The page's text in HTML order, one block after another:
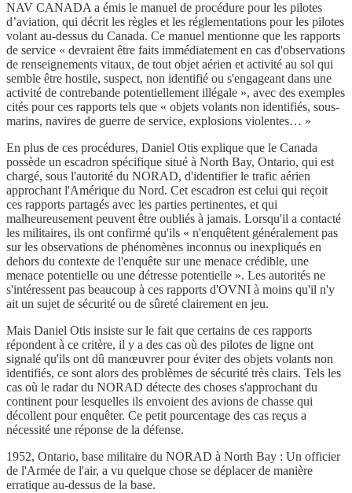
NAV CANADA a émis le manuel de procédure pour les pilotes
d’aviation, qui décrit les règles et les réglementations pour les pilotes
volant au-dessus du Canada. Ce manuel mentionne que les rapports
de service « devraient être faits immédiatement en cas d'observations
de renseignements vitaux, de tout objet aérien et activité au sol qui
semble être hostile, suspect, non identifié ou s'engageant dans une
activité de contrebande potentiellement illégale », avec des exemples
cités pour ces rapports tels que « objets volants non identifiés, sous-
marins, navires de guerre de service, explosions violentes… »
En plus de ces procédures, Daniel Otis explique que le Canada
possède un escadron spécifique situé à North Bay, Ontario, qui est
chargé, sous l'autorité du NORAD, d'identifier le trafic aérien
approchant l'Amérique du Nord. Cet escadron est celui qui reçoit
ces rapports partagés avec les parties pertinentes, et qui
malheureusement peuvent être oubliés à jamais. Lorsqu'il a contacté
les militaires, ils ont confirmé qu'ils « n'enquêtent généralement pas
sur les observations de phénomènes inconnus ou inexpliqués en
dehors du contexte de l'enquête sur une menace crédible, une
menace potentielle ou une détresse potentielle ». Les autorités ne
s'intéressent pas beaucoup à ces rapports d'OVNI à moins qu'il n'y
ait un sujet de sécurité ou de sûreté clairement en jeu.
Mais Daniel Otis insiste sur le fait que certains de ces rapports
répondent à ce critère, il y a des cas où des pilotes de ligne ont
signalé qu'ils ont dû manœuvrer pour éviter des objets volants non
identifiés, ce sont alors des problèmes de sécurité très clairs. Tels les
cas où le radar du NORAD détecte des choses s'approchant du
continent pour lesquelles ils envoient des avions de chasse qui
décollent pour enquêter. Ce petit pourcentage des cas reçus a
nécessité une réponse de la défense.
1952, Ontario, base militaire du NORAD à North Bay : Un officier
de l'Armée de l'air, a vu quelque chose se déplacer de manière
erratique au-dessus de la base.